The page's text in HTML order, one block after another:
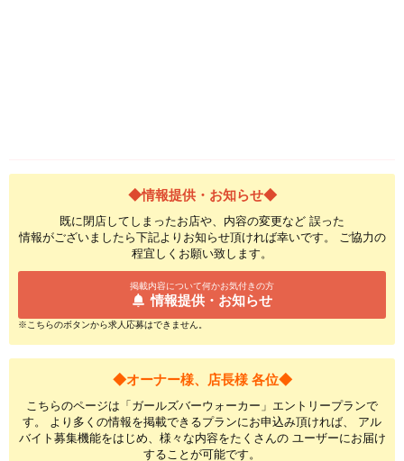
◆情報提供・お知らせ◆
既に閉店してしまったお店や、内容の変更など 誤った
情報がございましたら下記よりお知らせ頂ければ幸いです。 ご協力の
程宜しくお願い致します。
掲載内容について何かお気付きの方
情報提供・お知らせ
※こちらのボタンから求人応募はできません。
◆オーナー様、店長様 各位◆
こちらのページは「ガールズバーウォーカー」エントリープランで
す。 より多くの情報を掲載できるプランにお申込み頂ければ、 アル
バイト募集機能をはじめ、様々な内容をたくさんの ユーザーにお届け
することが可能です。